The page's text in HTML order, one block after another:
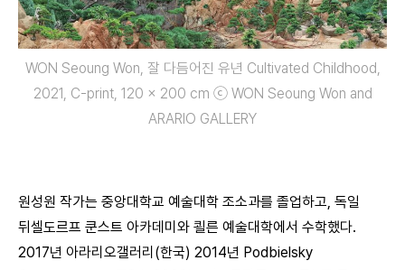
WON Seoung Won, 잘 다듬어진 유년 Cultivated Childhood,
2021, C-print, 120 x 200 cm ⓒ WON Seoung Won and
ARARIO GALLERY
원성원 작가는 중앙대학교 예술대학 조소과를 졸업하고, 독일
뒤셀도르프 쿤스트 아카데미와 쾰른 예술대학에서 수학했다.
2017년 아라리오갤러리(한국) 2014년 Podbielsky